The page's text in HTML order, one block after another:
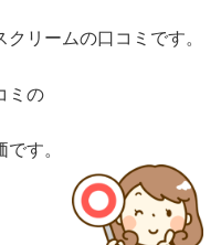
リームの口コミです。
ミの
す。